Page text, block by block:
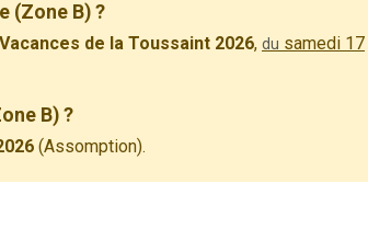
(Zone B) ?
Vacances de la Toussaint 2026, du samedi 17
B) ?
(Assomption).